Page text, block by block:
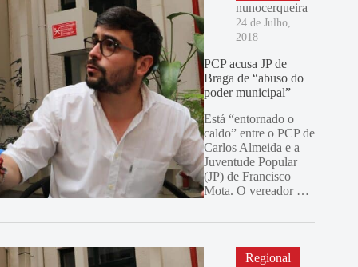
nunocerqueira
24 de Julho,
2018
PCP acusa JP de
Braga de “abuso do
poder municipal”
Está “entornado o
caldo” entre o PCP de
Carlos Almeida e a
Juventude Popular
(JP) de Francisco
Mota. O vereador …
Regional